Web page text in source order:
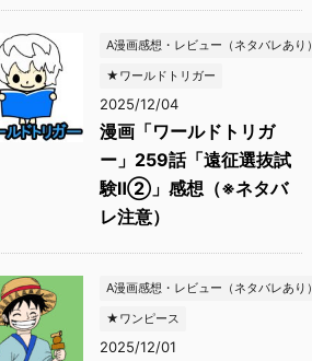
A漫画感想・レビュー（ネタバレあり）
★ワールドトリガー
2025/12/04
漫画「ワールドトリガ
ー」259話「遠征選抜試
験Ⅱ②」感想（※ネタバ
レ注意）
A漫画感想・レビュー（ネタバレあり）
★ワンピース
2025/12/01